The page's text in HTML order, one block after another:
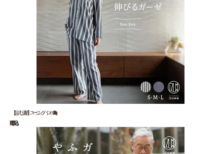
【お試し価格】スージングパジャマ”Soo Soo&qu...
22,000 円(税込)